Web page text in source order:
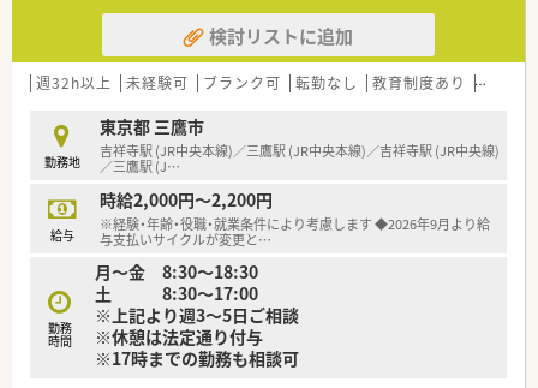
く、
複数ある専門チーム活動の要職のポジションもあり
チャレンジしたいという自主性を大事にしてくれる社風がご
ざいます。
り。
教育チーム主体のOJT研修、勉強会（各店舗）。e-learningは全
額会社負担です。
■1店舗辺りの人員が多く、本部付けの薬剤師も配置している
為、
お休みが取りやすくライフワークバランスのよい会社です。
■年間休日125日程度！
有給休暇取得率は80％以上！
残業は月10時間程度！
仕事とお休みのメリハリが効きワークライフバランスがとれ
る環境です。
■実働週30～35時間の準社員制度もあり！
検討リストに追加
週32h以上 未経験可 ブランク可 転勤なし 教育制度あり 総合科
勤務地
東京都 三鷹市
吉祥寺駅 (JR中央本線)／三鷹駅 (JR中央本線)／吉祥寺駅 (JR中央線)
／三鷹駅 (J…
給与
時給2,000円～2,200円
※経験・年齢・役職・就業条件により考慮します ◆2026年9月より給
与支払いサイクルが変更と…
勤務
時間
月～金 8:30～18:30
土 8:30～17:00
※上記より週3～5日ご相談
※休憩は法定通り付与
※17時までの勤務も相談可